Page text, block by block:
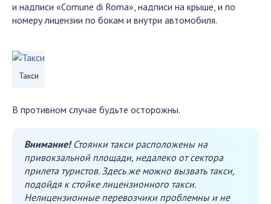
и надписи «Comune di Roma», надписи на крыше, и по
номеру лицензии по бокам и внутри автомобиля.
Такси
В противном случае будьте осторожны.
Внимание! Стоянки такси расположены на
привокзальной площади, недалеко от сектора
прилета туристов. Здесь же можно вызвать такси,
подойдя к стойке лицензионного такси.
Нелицензионные перевозчики проблемны и не